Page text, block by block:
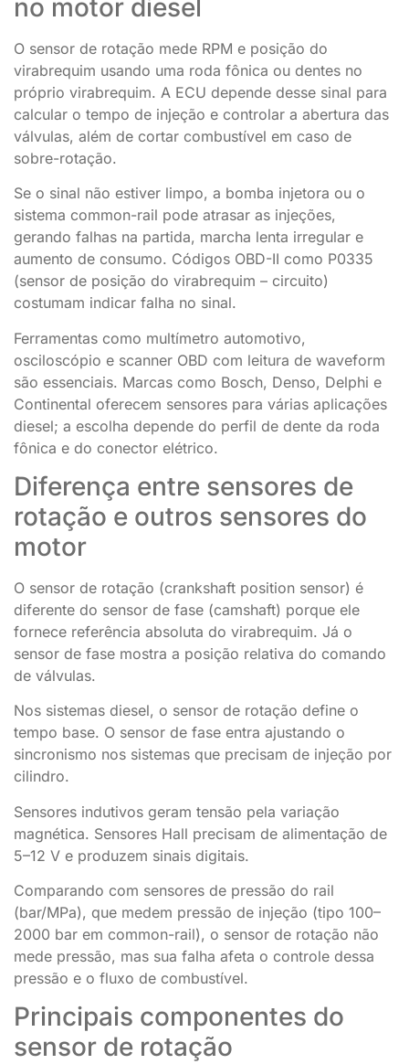
no motor diesel
O sensor de rotação mede RPM e posição do
virabrequim usando uma roda fônica ou dentes no
próprio virabrequim. A ECU depende desse sinal para
calcular o tempo de injeção e controlar a abertura das
válvulas, além de cortar combustível em caso de
sobre-rotação.
Se o sinal não estiver limpo, a bomba injetora ou o
sistema common-rail pode atrasar as injeções,
gerando falhas na partida, marcha lenta irregular e
aumento de consumo. Códigos OBD-II como P0335
(sensor de posição do virabrequim – circuito)
costumam indicar falha no sinal.
Ferramentas como multímetro automotivo,
osciloscópio e scanner OBD com leitura de waveform
são essenciais. Marcas como Bosch, Denso, Delphi e
Continental oferecem sensores para várias aplicações
diesel; a escolha depende do perfil de dente da roda
fônica e do conector elétrico.
Diferença entre sensores de
rotação e outros sensores do
motor
O sensor de rotação (crankshaft position sensor) é
diferente do sensor de fase (camshaft) porque ele
fornece referência absoluta do virabrequim. Já o
sensor de fase mostra a posição relativa do comando
de válvulas.
Nos sistemas diesel, o sensor de rotação define o
tempo base. O sensor de fase entra ajustando o
sincronismo nos sistemas que precisam de injeção por
cilindro.
Sensores indutivos geram tensão pela variação
magnética. Sensores Hall precisam de alimentação de
5–12 V e produzem sinais digitais.
Comparando com sensores de pressão do rail
(bar/MPa), que medem pressão de injeção (tipo 100–
2000 bar em common-rail), o sensor de rotação não
mede pressão, mas sua falha afeta o controle dessa
pressão e o fluxo de combustível.
Principais componentes do
sensor de rotação